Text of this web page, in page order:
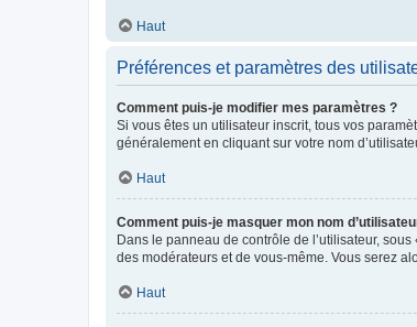
Haut
Préférences et paramètres des
Comment puis-je modifier mes paramètres ?
Si vous êtes un utilisateur inscrit, tous vos
généralement en cliquant sur votre nom
Haut
Comment puis-je masquer mon nom
Dans le panneau de contrôle de l’utilisateur,
des modérateurs et de vous-même. Vous serez
Haut